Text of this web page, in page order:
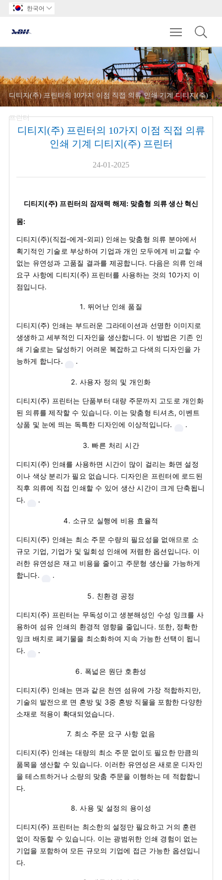
한국어 
Toggle
디티지(주) 프린터의 10가지 이점 직접 의류 인쇄 기계 디티지(주)
프린터
디티지(주) 프린터의 10가지 이점 직접 의류
인쇄 기계 디티지(주) 프린터
24-01-2025
디티지(주) 프린터의 잠재력 해제: 맞춤형 의류 생산 혁신
몸:
디티지(주)(직접-에게-외피) 인쇄는 맞춤형 의류 분야에서
획기적인 기술로 부상하여 기업과 개인 모두에게 비교할 수
없는 유연성과 고품질 결과를 제공합니다. 다음은 의류 인쇄
요구 사항에 디티지(주) 프린터를 사용하는 것의 10가지 이
점입니다.
1. 뛰어난 인쇄 품질
디티지(주) 인쇄는 부드러운 그라데이션과 선명한 이미지로
생생하고 세부적인 디자인을 생산합니다. 이 방법은 기존 인
쇄 기술로는 달성하기 어려운 복잡하고 다색의 디자인을 가
능하게 합니다.
.
2. 사용자 정의 및 개인화
디티지(주) 프린터는 단품부터 대량 주문까지 고도로 개인화
된 의류를 제작할 수 있습니다. 이는 맞춤형 티셔츠, 이벤트
상품 및 눈에 띄는 독특한 디자인에 이상적입니다.
.
3. 빠른 처리 시간
디티지(주) 인쇄를 사용하면 시간이 많이 걸리는 화면 설정
이나 색상 분리가 필요 없습니다. 디자인은 프린터에 로드된
직후 의류에 직접 인쇄할 수 있어 생산 시간이 크게 단축됩니
다.
.
4. 소규모 실행에 비용 효율적
디티지(주) 인쇄는 최소 주문 수량의 필요성을 없애므로 소
규모 기업, 기업가 및 일회성 인쇄에 저렴한 옵션입니다. 이
러한 유연성은 재고 비용을 줄이고 주문형 생산을 가능하게
합니다.
.
5. 친환경 공정
디티지(주) 프린터는 무독성이고 생분해성인 수성 잉크를 사
용하여 섬유 인쇄의 환경적 영향을 줄입니다. 또한, 정확한
잉크 배치로 폐기물을 최소화하여 지속 가능한 선택이 됩니
다.
.
6. 폭넓은 원단 호환성
디티지(주) 인쇄는 면과 같은 천연 섬유에 가장 적합하지만,
기술의 발전으로 면 혼방 및 3중 혼방 직물을 포함한 다양한
소재로 적용이 확대되었습니다.
7. 최소 주문 요구 사항 없음
디티지(주) 인쇄는 대량의 최소 주문 없이도 필요한 만큼의
품목을 생산할 수 있습니다. 이러한 유연성은 새로운 디자인
을 테스트하거나 소량의 맞춤 주문을 이행하는 데 적합합니
다.
8.사용 및 설정의 용이성
디티지(주) 프린터는 최소한의 설정만 필요하고 거의 훈련
없이 작동할 수 있습니다. 이는 광범위한 인쇄 경험이 없는
기업을 포함하여 모든 규모의 기업에 접근 가능한 옵션입니
다.